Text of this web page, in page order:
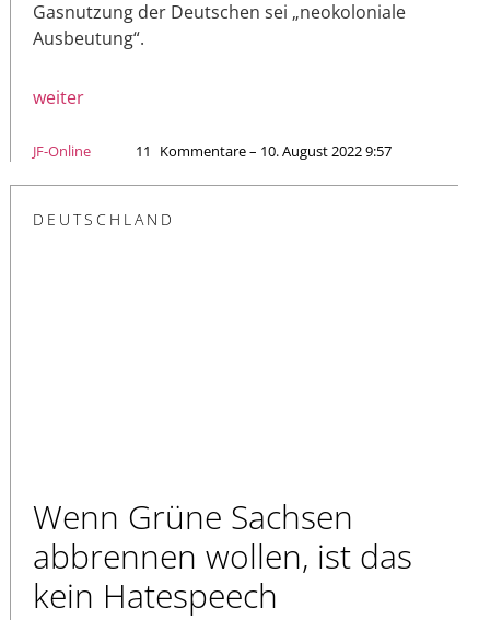
Gasnutzung der Deutschen sei „neokoloniale
Ausbeutung“.
weiter
JF-Online 11 Kommentare – 10. August 2022 9:57
DEUTSCHLAND
Wenn Grüne Sachsen
abbrennen wollen, ist das
kein Hatespeech